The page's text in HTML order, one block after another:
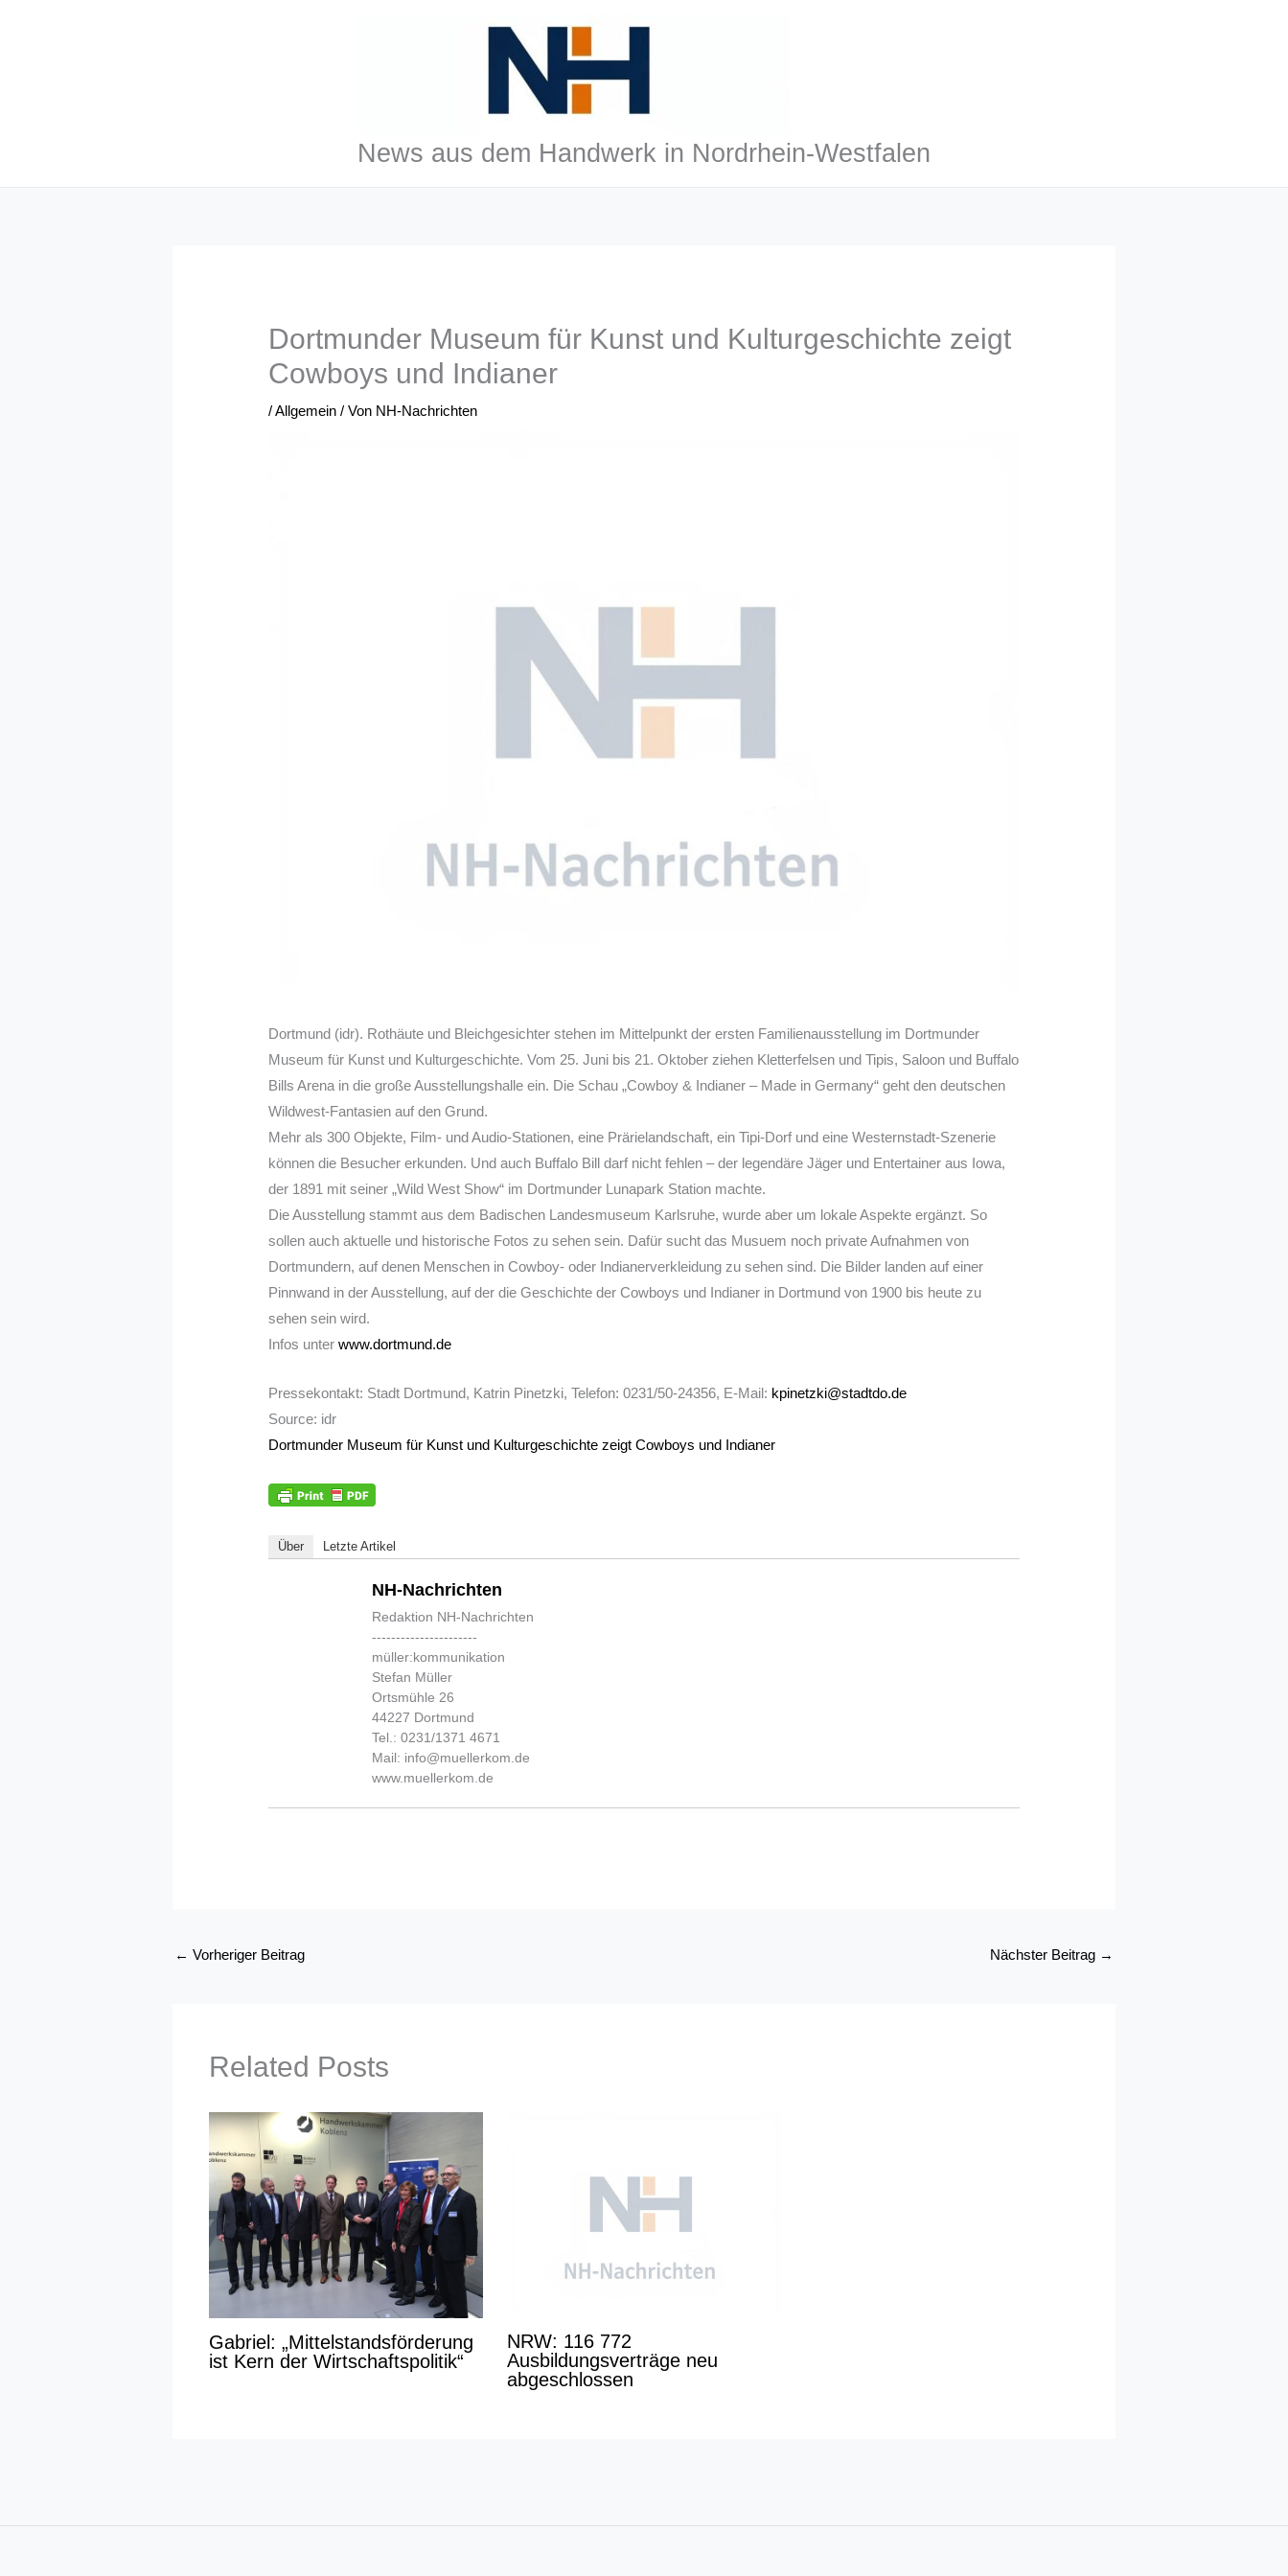
News aus dem Handwerk in Nordrhein-Westfalen
Dortmunder Museum für Kunst und Kulturgeschichte zeigt
Cowboys und Indianer
/Allgemein / Von NH-Nachrichten
Dortmund (idr). Rothäute und Bleichgesichter stehen im Mittelpunkt der ersten Familienausstellung im Dortmunder
Museum für Kunst und Kulturgeschichte. Vom 25. Juni bis 21. Oktober ziehen Kletterfelsen und Tipis, Saloon und Buffalo
Bills Arena in die große Ausstellungshalle ein. Die Schau „Cowboy & Indianer – Made in Germany“ geht den deutschen
Wildwest-Fantasien auf den Grund.
Mehr als 300 Objekte, Film- und Audio-Stationen, eine Prärielandschaft, ein Tipi-Dorf und eine Westernstadt-Szenerie
können die Besucher erkunden. Und auch Buffalo Bill darf nicht fehlen – der legendäre Jäger und Entertainer aus Iowa,
der 1891 mit seiner „Wild West Show“ im Dortmunder Lunapark Station machte.
Die Ausstellung stammt aus dem Badischen Landesmuseum Karlsruhe, wurde aber um lokale Aspekte ergänzt. So
sollen auch aktuelle und historische Fotos zu sehen sein. Dafür sucht das Musuem noch private Aufnahmen von
Dortmundern, auf denen Menschen in Cowboy- oder Indianerverkleidung zu sehen sind. Die Bilder landen auf einer
Pinnwand in der Ausstellung, auf der die Geschichte der Cowboys und Indianer in Dortmund von 1900 bis heute zu
sehen sein wird.
Infos unterwww.dortmund.de
Pressekontakt: Stadt Dortmund, Katrin Pinetzki, Telefon: 0231/50-24356, E-Mail: kpinetzki@stadtdo.de
Source: idr
Dortmunder Museum für Kunst und Kulturgeschichte zeigt Cowboys und Indianer
Über Letzte Artikel
NH-Nachrichten
Redaktion NH-Nachrichten
----------------------
müller:kommunikation
Stefan Müller
Ortsmühle 26
44227 Dortmund
Tel.: 0231/1371 4671
Mail: info@muellerkom.de
www.muellerkom.de
← Vorheriger Beitrag Nächster Beitrag →
Related Posts
Gabriel: „Mittelstandsförderung
ist Kern der Wirtschaftspolitik“
NRW: 116 772
Ausbildungsverträge neu
abgeschlossen